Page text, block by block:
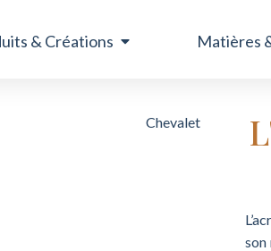
& Créations Matières
son